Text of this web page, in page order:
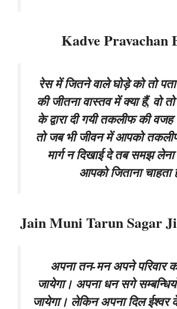
Kadve Pravachan
रेस में जितने वाले घोड़े को तो पता
की जीतना वास्तव में क्या हैं, वो
के द्वारा दी गयी तकलीफ की
तो जब भी जीवन में आपको
मार्ग न दिखाई दे तब समझ
आपको जिताना चाहता
Jain Muni Tarun Sagar
अपना तन-मन अपने परिवार
जायेगा। अपना धन सगे
जायेगा। लेकिन अपना दिल ईश्वर